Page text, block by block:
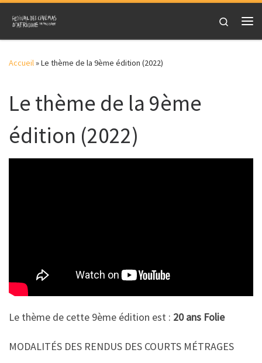
Skip to content
Search
Accueil»Le thème de la 9ème édition (2022)
Le thème de la 9ème
édition (2022)
Le thème de cette 9ème édition est : 20 ans Folie
MODALITÉS DES RENDUS DES COURTS MÉTRAGES